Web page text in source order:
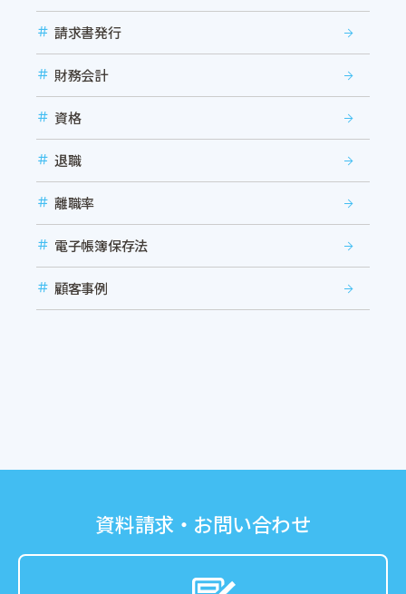
請求書発行
財務会計
資格
退職
離職率
電子帳簿保存法
顧客事例
資料請求・お問い合わせ